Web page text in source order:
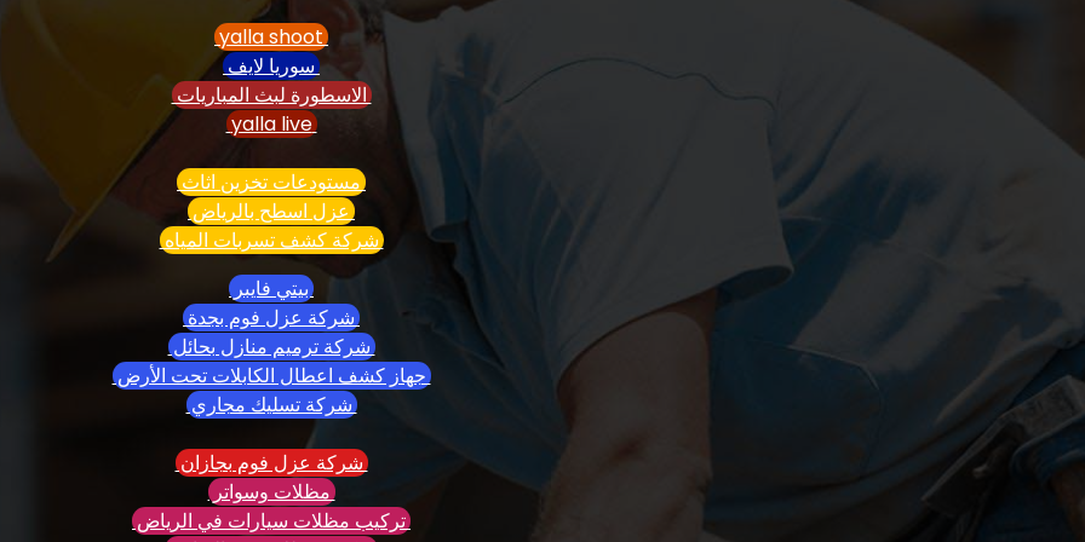
yalla shoot
سوريا لايف
الاسطورة لبث المباريات
yalla live
مستودعات تخزين اثاث
عزل اسطح بالرياض
شركة كشف تسربات المياه
بيتي فايبر
شركة عزل فوم بجدة
شركة ترميم منازل بحائل
جهاز كشف اعطال الكابلات تحت الأرض
شركة تسليك مجاري
شركة عزل فوم بجازان
مظلات وسواتر
تركيب مظلات سيارات في الرياض